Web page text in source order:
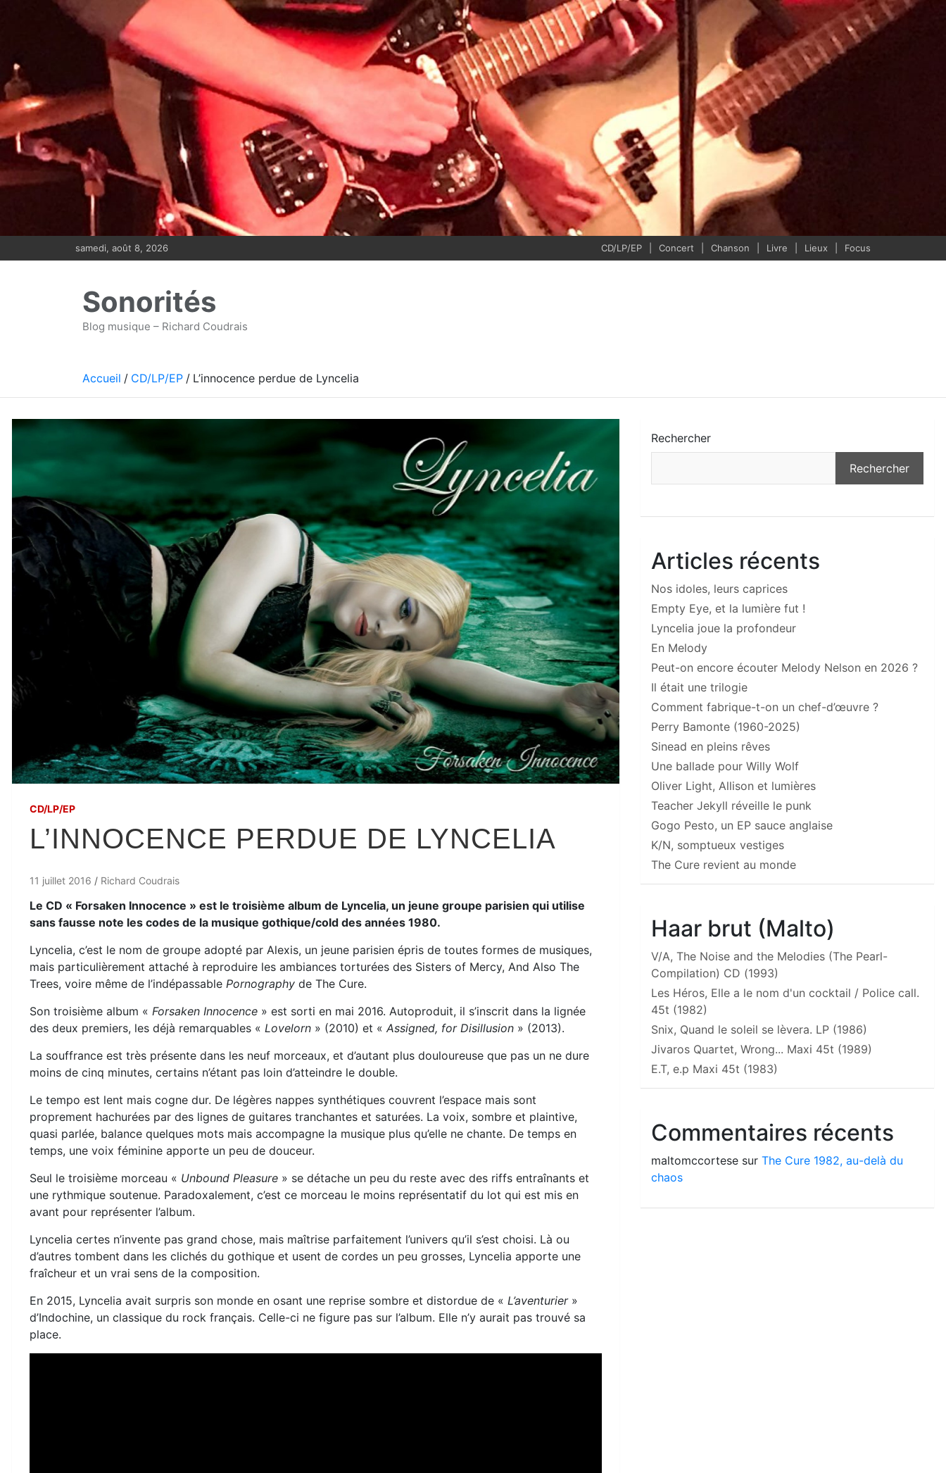
samedi, août 8, 2026 CD/LP/EP Concert Chanson Livre Lieux Focus
Sonorités
Blog musique – Richard Coudrais
Accueil CD/LP/EP L’innocence perdue de Lyncelia
CD/LP/EP
L’INNOCENCE PERDUE DE LYNCELIA
11 juillet 2016 Richard Coudrais
Le CD « Forsaken Innocence » est le troisième album de Lyncelia, un jeune groupe parisien qui utilise
sans fausse note les codes de la musique gothique/cold des années 1980.
Lyncelia, c’est le nom de groupe adopté par Alexis, un jeune parisien épris de toutes formes de musiques,
mais particulièrement attaché à reproduire les ambiances torturées des Sisters of Mercy, And Also The
Trees, voire même de l’indépassable Pornography de The Cure.
Son troisième album « Forsaken Innocence » est sorti en mai 2016. Autoproduit, il s’inscrit dans la lignée
des deux premiers, les déjà remarquables « Lovelorn » (2010) et « Assigned, for Disillusion » (2013).
La souffrance est très présente dans les neuf morceaux, et d’autant plus douloureuse que pas un ne dure
moins de cinq minutes, certains n’étant pas loin d’atteindre le double.
Le tempo est lent mais cogne dur. De légères nappes synthétiques couvrent l’espace mais sont
proprement hachurées par des lignes de guitares tranchantes et saturées. La voix, sombre et plaintive,
quasi parlée, balance quelques mots mais accompagne la musique plus qu’elle ne chante. De temps en
temps, une voix féminine apporte un peu de douceur.
Seul le troisième morceau « Unbound Pleasure » se détache un peu du reste avec des riffs entraînants et
une rythmique soutenue. Paradoxalement, c’est ce morceau le moins représentatif du lot qui est mis en
avant pour représenter l’album.
Lyncelia certes n’invente pas grand chose, mais maîtrise parfaitement l’univers qu’il s’est choisi. Là ou
d’autres tombent dans les clichés du gothique et usent de cordes un peu grosses, Lyncelia apporte une
fraîcheur et un vrai sens de la composition.
En 2015, Lyncelia avait surpris son monde en osant une reprise sombre et distordue de « L’aventurier»
d’Indochine, un classique du rock français. Celle-ci ne figure pas sur l’album. Elle n’y aurait pas trouvé sa
place.
Rechercher
Rechercher
Articles récents
Nos idoles, leurs caprices
Empty Eye, et la lumière fut !
Lyncelia joue la profondeur
En Melody
Peut-on encore écouter Melody Nelson en 2026 ?
Il était une trilogie
Comment fabrique-t-on un chef-d’œuvre ?
Perry Bamonte (1960-2025)
Sinead en pleins rêves
Une ballade pour Willy Wolf
Oliver Light, Allison et lumières
Teacher Jekyll réveille le punk
Gogo Pesto, un EP sauce anglaise
K/N, somptueux vestiges
The Cure revient au monde
Haar brut (Malto)
V/A, The Noise and the Melodies (The Pearl-
Compilation) CD (1993)
Les Héros, Elle a le nom d'un cocktail / Police call.
45t (1982)
Snix, Quand le soleil se lèvera. LP (1986)
Jivaros Quartet, Wrong... Maxi 45t (1989)
E.T, e.p Maxi 45t (1983)
Commentaires récents
maltomccortese surThe Cure 1982, au-delà du
chaos